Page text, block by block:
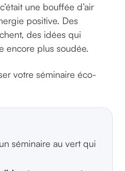
une bouffée d’air
positive. Des
des idées qui
encore plus soudée.
votre séminaire éco-
séminaire au vert qui